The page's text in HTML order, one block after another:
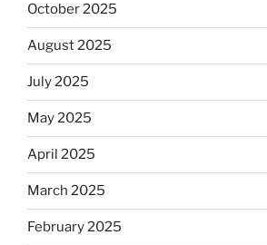
October 2025
August 2025
July 2025
May 2025
April 2025
March 2025
February 2025